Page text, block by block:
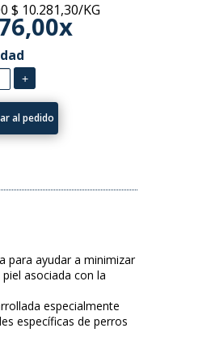
$ 10.281,30/KG
al pedido
para ayudar a minimizar
asociada con la
especialmente
específicas de perros